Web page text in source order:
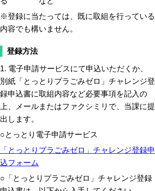
※登録に当たっては、既に取組を行っている
内容でも構いません。
登録方法
1. 電子申請サービスにて申込いただくか、
別紙「とっとりプラごみゼロ」チャレンジ登
録申込書に取組内容など必要事項を記入の
上、メールまたはファクシミリで、当課に提
出します。
○とっとり電子申請サービス
「とっとりプラごみゼロ」チャレンジ登録申
込フォーム
○「とっとりプラごみゼロ」チャレンジ登録